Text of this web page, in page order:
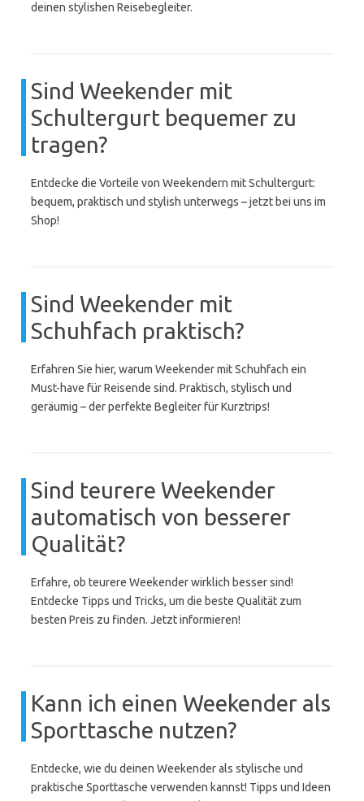
deinen stylishen Reisebegleiter.
Sind Weekender mit
Schultergurt bequemer zu
tragen?
Entdecke die Vorteile von Weekendern mit Schultergurt:
bequem, praktisch und stylish unterwegs – jetzt bei uns im
Shop!
Sind Weekender mit
Schuhfach praktisch?
Erfahren Sie hier, warum Weekender mit Schuhfach ein
Must-have für Reisende sind. Praktisch, stylisch und
geräumig – der perfekte Begleiter für Kurztrips!
Sind teurere Weekender
automatisch von besserer
Qualität?
Erfahre, ob teurere Weekender wirklich besser sind!
Entdecke Tipps und Tricks, um die beste Qualität zum
besten Preis zu finden. Jetzt informieren!
Kann ich einen Weekender als
Sporttasche nutzen?
Entdecke, wie du deinen Weekender als stylische und
praktische Sporttasche verwenden kannst! Tipps und Ideen